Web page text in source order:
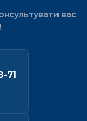
вас
71